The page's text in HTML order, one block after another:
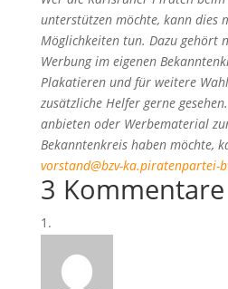
unterstützen möchte, kann dies
Möglichkeiten tun. Dazu gehört
Werbung im eigenen
Plakatieren und für weitere
zusätzliche Helfer gerne
anbieten oder Werbematerial
Bekanntenkreis haben möchte,
vorstand@bzv-ka.piratenpartei-
3 Kommentare